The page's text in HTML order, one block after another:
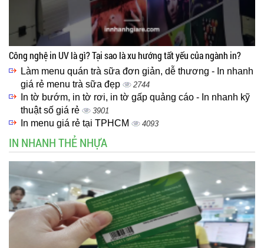
Công nghệ in UV là gì? Tại sao là xu hướng tất yếu của ngành in?
Làm menu quán trà sữa đơn giản, dễ thương - In nhanh
giá rẻ menu trà sữa đẹp
2744
In tờ bướm, in tờ rơi, in tờ gấp quảng cáo - In nhanh kỹ
thuật số giá rẻ
3901
In menu giá rẻ tại TPHCM 4093
IN NHANH THẺ NHỰA